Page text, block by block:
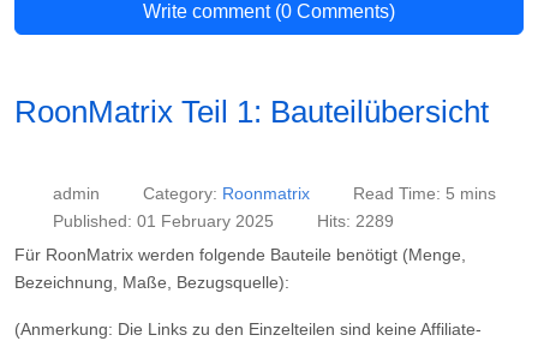
Write comment (0 Comments)
RoonMatrix Teil 1: Bauteilübersicht
admin Category: Roonmatrix
Read Time: 5 mins
Published: 01 February 2025
Hits: 2289
Für RoonMatrix werden folgende Bauteile benötigt (Menge,
Bezeichnung, Maße, Bezugsquelle):
(Anmerkung: Die Links zu den Einzelteilen sind keine Affiliate-